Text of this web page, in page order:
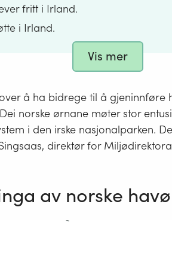
fritt i Irland.
i Irland.
har gitt høve til å hjelpe.
Vis mer
å ha bidrege til å gjeninnføre
norske ørnane møter stor
i den irske nasjonalparken.
direktør for
av norske